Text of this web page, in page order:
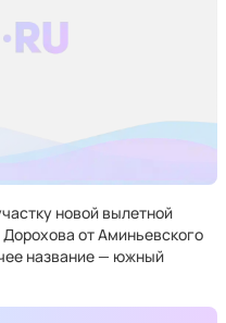
новой вылетной
от Аминьевского
название — южный